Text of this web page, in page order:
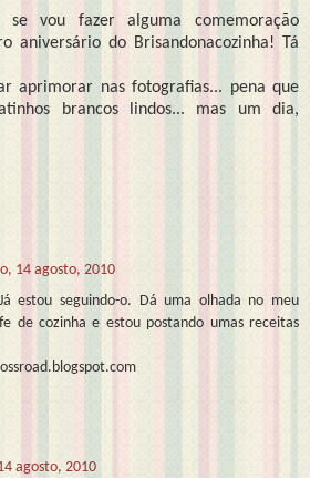
se vou fazer alguma comemoração
aniversário do Brisandonacozinha! Tá
aprimorar nas fotografias... pena que
brancos lindos... mas um dia,
14 agosto, 2010
estou seguindo-o. Dá uma olhada no meu
de cozinha e estou postando umas receitas
agosto, 2010